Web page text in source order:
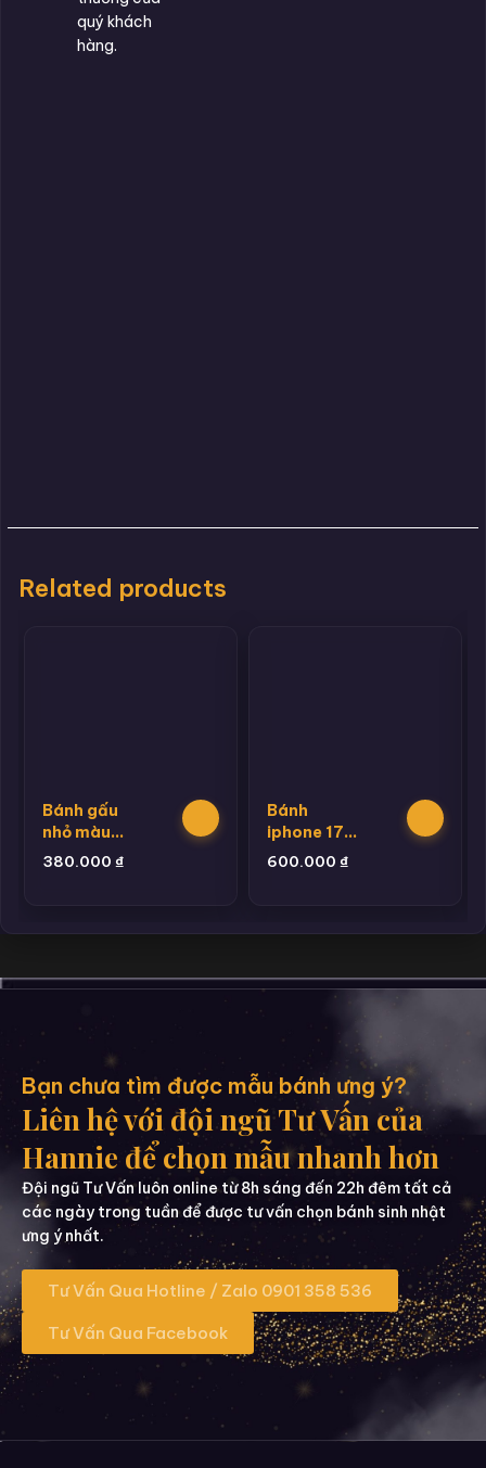
quý khách
hàng.
Related products
Bánh gấu
nhỏ màu
xanh
380.000 ₫
Bánh
iphone 17
promax
600.000 ₫
Bạn chưa tìm được mẫu bánh ưng ý?
Liên hệ với đội ngũ Tư Vấn của
Hannie để chọn mẫu nhanh hơn
Đội ngũ Tư Vấn luôn online từ 8h sáng đến 22h đêm tất cả
các ngày trong tuần để được tư vấn chọn bánh sinh nhật
ưng ý nhất.
Tư Vấn Qua Hotline / Zalo 0901 358 536
Tư Vấn Qua Facebook